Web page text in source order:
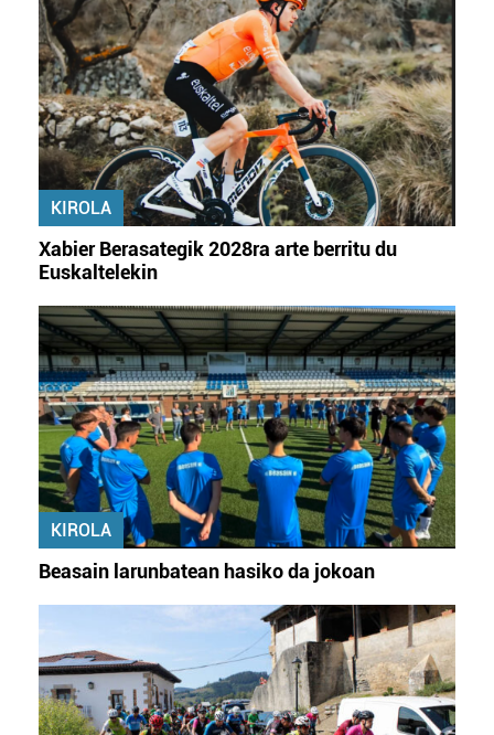
KIROLA
Xabier Berasategik 2028ra arte berritu du
Euskaltelekin
KIROLA
Beasain larunbatean hasiko da jokoan